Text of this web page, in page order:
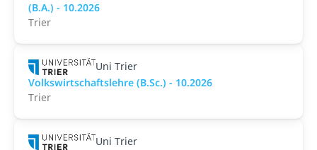
(B.A.) - 10.2026
Trier
Uni Trier
Volkswirtschaftslehre (B.Sc.) - 10.2026
Trier
Uni Trier